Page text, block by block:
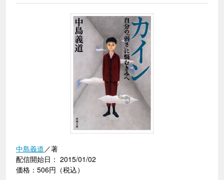
中島義道／著
配信開始日： 2015/01/02
価格：506円（税込）